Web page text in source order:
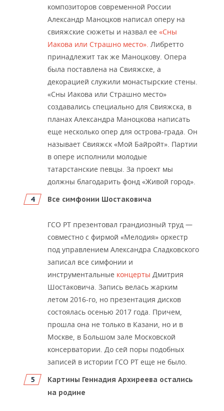
композиторов современной России
Александр Маноцков написал оперу на
свияжские сюжеты и назвал ее «Сны
Иакова или Страшно место». Либретто
принадлежит так же Маноцкову. Опера
была поставлена на Свияжске, а
декорацией служили монастырские стены.
«Сны Иакова или Страшно место»
создавались специально для Свияжска, в
планах Александра Маноцкова написать
еще несколько опер для острова-града. Он
называет Свияжск «Мой Байройт». Партии
в опере исполнили молодые
татарстанские певцы. За проект мы
должны благодарить фонд «Живой город».
Все симфонии Шостаковича
ГСО РТ презентовал грандиозный труд —
совместно с фирмой «Мелодия» оркестр
под управлением Александра Сладковского
записал все симфонии и
инструментальные концерты Дмитрия
Шостаковича. Запись велась жарким
летом 2016-го, но презентация дисков
состоялась осенью 2017 года. Причем,
прошла она не только в Казани, но и в
Москве, в Большом зале Московской
консерватории. До сей поры подобных
записей в истории ГСО РТ еще не было.
Картины Геннадия Архиреева остались
на родине